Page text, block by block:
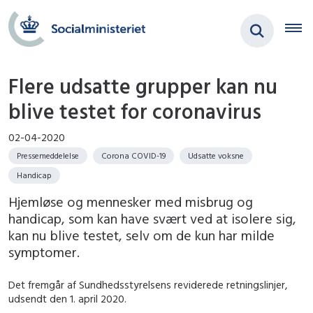
Flere udsatte grupper kan nu
blive testet for coronavirus
02-04-2020
Pressemeddelelse Corona COVID-19
Udsatte voksne
Handicap
Hjemløse og mennesker med misbrug og
handicap, som kan have svært ved at isolere sig,
kan nu blive testet, selv om de kun har milde
symptomer.
Det fremgår af Sundhedsstyrelsens reviderede retningslinjer,
udsendt den 1. april 2020.